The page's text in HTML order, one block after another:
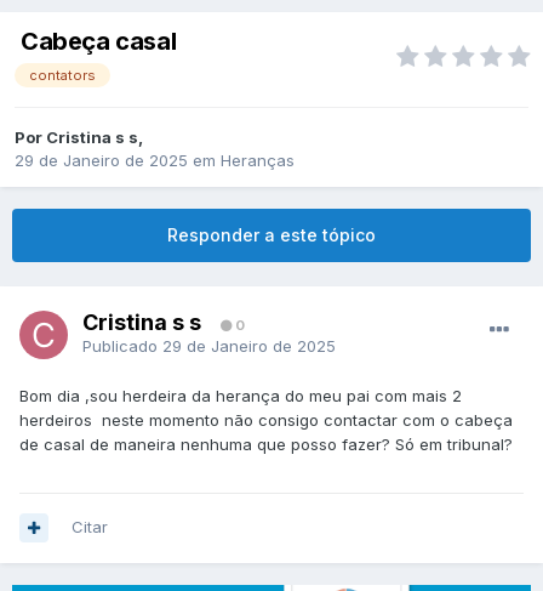
Cabeça casal
contators
Por Cristina s s,
29 de Janeiro de 2025 em Heranças
Responder a este tópico
Cristina s s 0
Publicado 29 de Janeiro de 2025
Bom dia ,sou herdeira da herança do meu pai com mais 2
herdeiros neste momento não consigo contactar com o cabeça
de casal de maneira nenhuma que posso fazer? Só em tribunal?
Citar